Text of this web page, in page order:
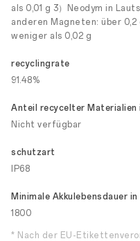
als 0,01 g 3）Neodym in
anderen Magneten: über 0,2
weniger als 0,02 g
recyclingrate
91.48%
Anteil recycelter Materialien
Nicht verfügbar
schutzart
IP68
Minimale Akkulebensdauer in
1800
* Nach der EU-